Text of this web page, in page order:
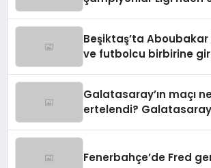
Beşiktaş’ta
ve futbolcu birbirine
Galatasaray’ın maçı
ertelendi?
Fenerbahçe’de Fred